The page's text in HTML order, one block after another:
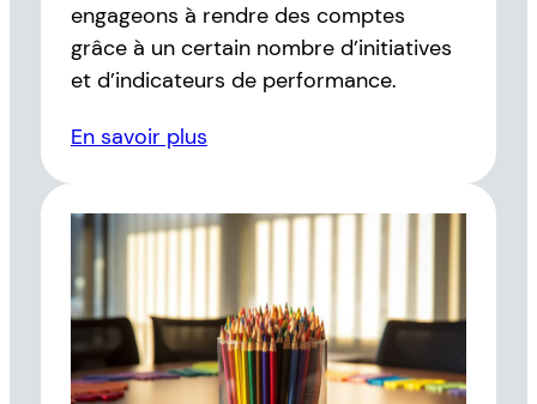
engageons à rendre des comptes
grâce à un certain nombre d’initiatives
et d’indicateurs de performance.
En savoir plus